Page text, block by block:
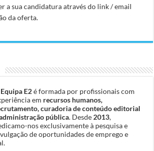
a sua candidatura através do link / email
da oferta.
Equipa E2é formada por profissionais com
em recursos humanos,
curadoria de conteúdo editorial
pública. Desde 2013,
nos exclusivamente à pesquisa e
de oportunidades de emprego e